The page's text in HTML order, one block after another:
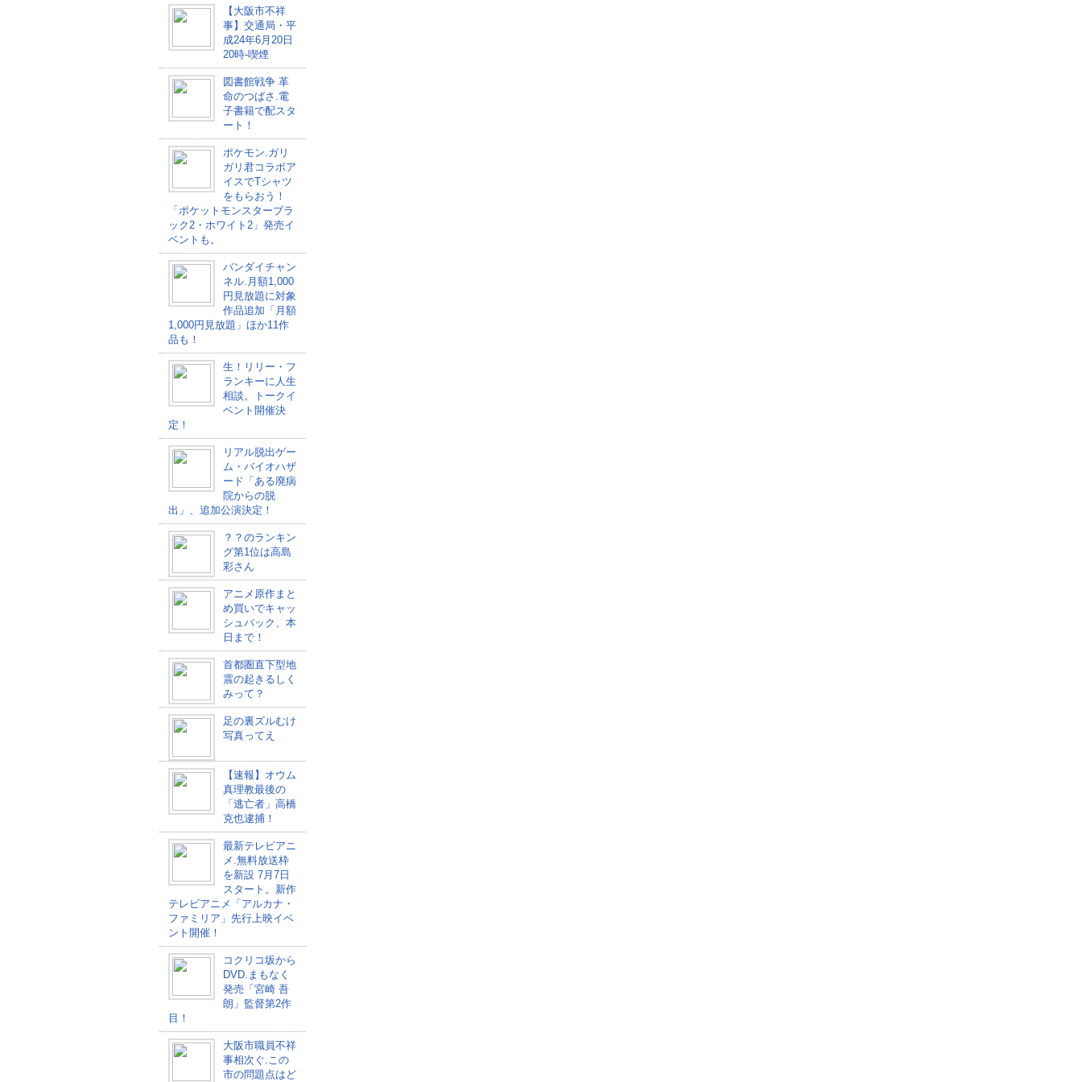
【大阪市不祥
事】交通局・平
成24年6月20日
20時-喫煙
図書館戦争 革
命のつばさ.電
子書籍で配スタ
ート！
ポケモン.ガリ
ガリ君コラボア
イスでTシャツ
をもらおう！
「ポケットモンスターブラ
ック2・ホワイト2」発売イ
ベントも。
バンダイチャン
ネル.月額1,000
円見放題に対象
作品追加「月額
1,000円見放題」ほか11作
品も！
生！リリー・フ
ランキーに人生
相談。トークイ
ベント開催決
定！
リアル脱出ゲー
ム・バイオハザ
ード「ある廃病
院からの脱
出」、追加公演決定！
？？のランキン
グ第1位は高島
彩さん
アニメ原作まと
め買いでキャッ
シュバック、本
日まで！
首都圏直下型地
震の起きるしく
みって？
足の裏ズルむけ
写真ってえ
【速報】オウム
真理教最後の
「逃亡者」高橋
克也逮捕！
最新テレビアニ
メ.無料放送枠
を新設 7月7日
スタート。新作
テレビアニメ「アルカナ・
ファミリア」先行上映イベ
ント開催！
コクリコ坂から
DVD.まもなく
発売「宮崎 吾
朗」監督第2作
目！
大阪市職員不祥
事相次ぐ.この
市の問題点はど